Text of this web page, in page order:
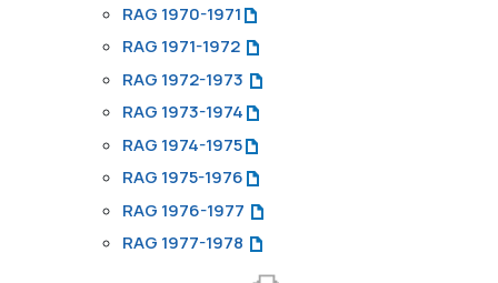
RAG 1970-1971
RAG 1971-1972
RAG 1972-1973
RAG 1973-1974
RAG 1974-1975
RAG 1975-1976
RAG 1976-1977
RAG 1977-1978